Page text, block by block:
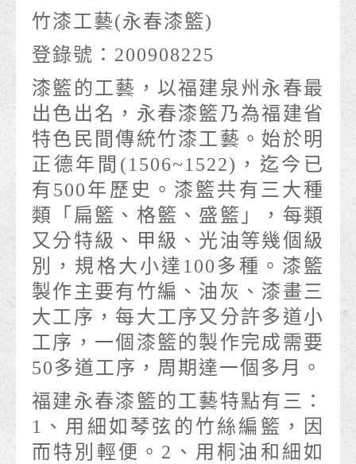
竹漆工藝(永春漆籃)
登錄號：200908225
漆籃的工藝，以福建泉州永春最
出色出名，永春漆籃乃為福建省
特色民間傳統竹漆工藝。始於明
正德年間(1506~1522)，迄今已
有500年歷史。漆籃共有三大種
類「扁籃、格籃、盛籃」，每類
又分特級、甲級、光油等幾個級
別，規格大小達100多種。漆籃
製作主要有竹編、油灰、漆畫三
大工序，每大工序又分許多道小
工序，一個漆籃的製作完成需要
50多道工序，周期達一個多月。
福建永春漆籃的工藝特點有三：
1、用細如琴弦的竹絲編籃，因
而特別輕便。2、用桐油和細如